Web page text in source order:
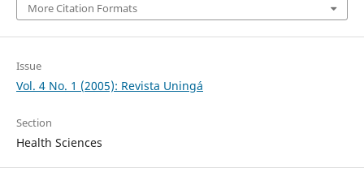
More Citation Formats
Issue
Vol. 4 No. 1 (2005): Revista Uningá
Section
Health Sciences